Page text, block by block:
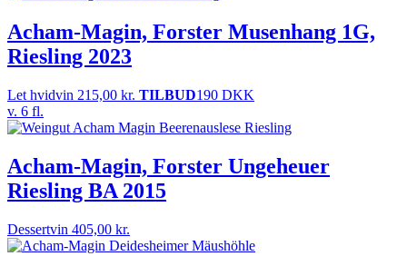
Acham-Magin, Forster Musenhang 1G,
Riesling 2023
Let hvidvin 215,00 kr. TILBUD190 DKK
v. 6 fl.
Acham-Magin, Forster Ungeheuer
Riesling BA 2015
Dessertvin 405,00 kr.